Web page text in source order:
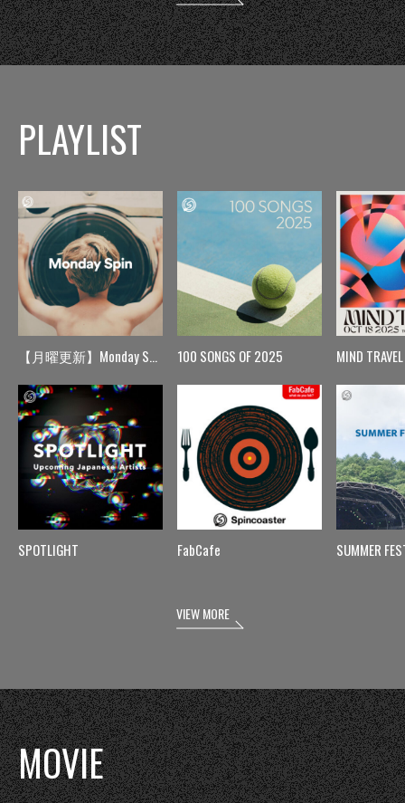
PLAYLIST
【月曜更新】Monday Spin
SPOTLIGHT
100 SONGS OF 2025
FabCafe
MIND TRAVEL
SUMMER
VIEW MORE
MOVIE